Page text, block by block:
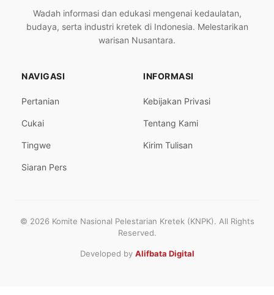
Wadah informasi dan edukasi mengenai kedaulatan,
budaya, serta industri kretek di Indonesia. Melestarikan
warisan Nusantara.
NAVIGASI
Pertanian
Cukai
Tingwe
Siaran Pers
INFORMASI
Kebijakan Privasi
Tentang Kami
Kirim Tulisan
© 2026 Komite Nasional Pelestarian Kretek (KNPK). All Rights
Reserved.
Developed by Alifbata Digital